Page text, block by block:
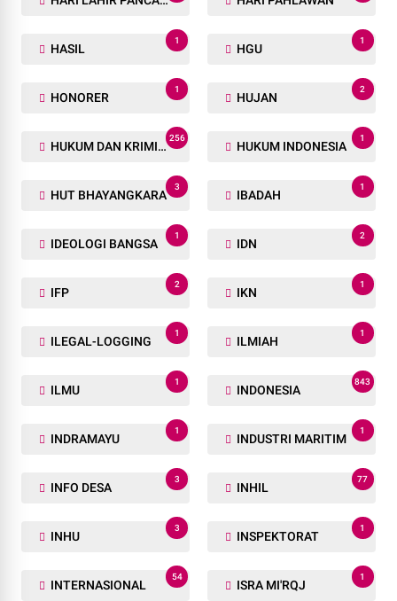
HASIL
1
HGU
1
HONORER
1
HUJAN
2
HUKUM DAN KRIMINAL
256
HUKUM INDONESIA
1
HUT BHAYANGKARA
3
IBADAH
1
IDEOLOGI BANGSA
1
IDN
2
IFP
2
IKN
1
ILEGAL-LOGGING
1
ILMIAH
1
ILMU
1
INDONESIA
843
INDRAMAYU
1
INDUSTRI MARITIM
1
INFO DESA
3
INHIL
77
INHU
3
INSPEKTORAT
1
INTERNASIONAL
54
ISRA MI'RQJ
1